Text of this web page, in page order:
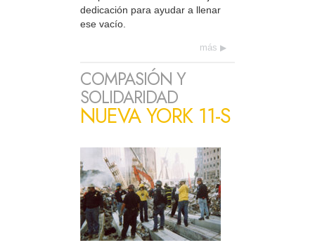
dedicación para ayudar a llenar
ese vacío.
más
COMPASIÓN Y
SOLIDARIDAD
NUEVA YORK 11-S